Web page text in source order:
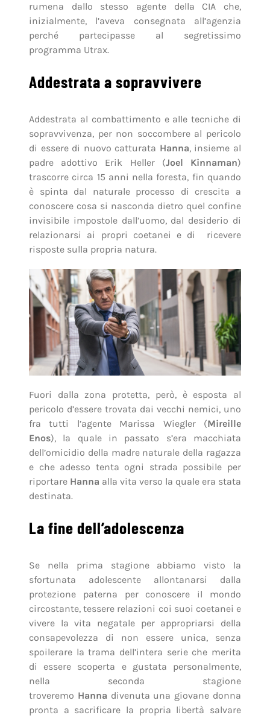
rumena dallo stesso agente della CIA che,
inizialmente, l’aveva consegnata all’agenzia
perché partecipasse al segretissimo
programma Utrax.
Addestrata a sopravvivere
Addestrata al combattimento e alle tecniche di
sopravvivenza, per non soccombere al pericolo
di essere di nuovo catturata Hanna, insieme al
padre adottivo Erik Heller (Joel Kinnaman)
trascorre circa 15 anni nella foresta, fin quando
è spinta dal naturale processo di crescita a
conoscere cosa si nasconda dietro quel confine
invisibile impostole dall’uomo, dal desiderio di
relazionarsi ai propri coetanei e di ricevere
risposte sulla propria natura.
Fuori dalla zona protetta, però, è esposta al
pericolo d’essere trovata dai vecchi nemici, uno
fra tutti l’agente Marissa Wiegler (Mireille
Enos), la quale in passato s’era macchiata
dell’omicidio della madre naturale della ragazza
e che adesso tenta ogni strada possibile per
riportare Hanna alla vita verso la quale era stata
destinata.
La fine dell’adolescenza
Se nella prima stagione abbiamo visto la
sfortunata adolescente allontanarsi dalla
protezione paterna per conoscere il mondo
circostante, tessere relazioni coi suoi coetanei e
vivere la vita negatale per appropriarsi della
consapevolezza di non essere unica, senza
spoilerare la trama dell’intera serie che merita
di essere scoperta e gustata personalmente,
nella seconda stagione
troveremo Hanna divenuta una giovane donna
pronta a sacrificare la propria libertà salvare